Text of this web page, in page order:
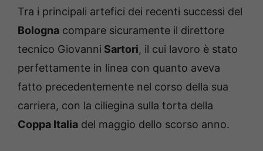
Tra i principali artefici dei recenti successi del
Bologna compare sicuramente il direttore
tecnico Giovanni Sartori, il cui lavoro è stato
perfettamente in linea con quanto aveva
fatto precedentemente nel corso della sua
carriera, con la ciliegina sulla torta della
Coppa Italia del maggio dello scorso anno.